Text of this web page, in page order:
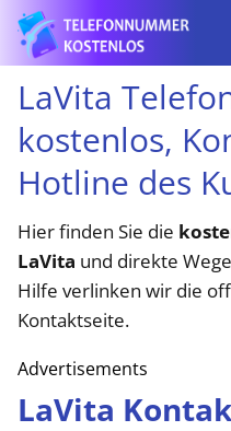
LaVita
kostenlos,
Hotline des
Hier finden Sie die
LaVita und direkte
Hilfe verlinken wir die
Kontaktseite.
Advertisements
LaVita